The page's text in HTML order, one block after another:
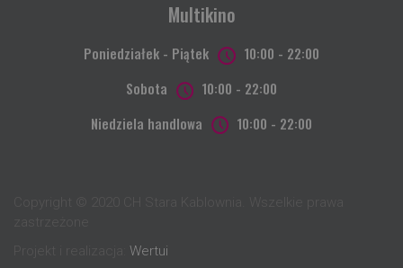
Multikino
Poniedziałek - Piątek
10:00 - 22:00
Sobota
10:00 - 22:00
Niedziela handlowa
10:00 - 22:00
Wertui